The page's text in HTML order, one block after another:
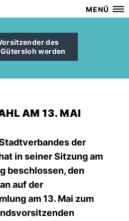
MENÜ
des
werden
AM 13. MAI
der
in seiner Sitzung am
beschlossen, den
auf der
am 13. Mai zum